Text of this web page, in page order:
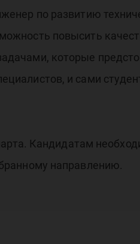
по развитию
повысить
которые
и сами
Кандидатам
направлению.